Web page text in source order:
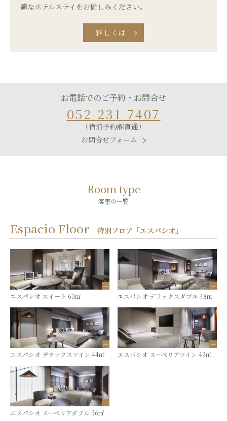
適なホテルステイをお愉しみください。
詳しくは
お電話でのご予約・お問合せ
052-231-7407
（宿泊予約課直通）
お問合せフォーム
Room type
客室の一覧
Espacio Floor 特別フロア「エスパシオ」
エスパシオ スイート 63㎡ エスパシオ デラックスダブル 48㎡
エスパシオ デラックスツイン 44㎡ エスパシオ スーペリアツイン 42㎡
エスパシオ スーペリアダブル 36㎡